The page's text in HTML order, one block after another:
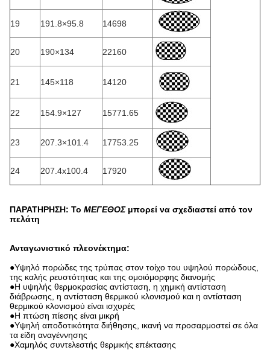
19 191.8×95.8 14698
20 190×134 22160
21 145×118 14120
22 154.9×127 15771.65
23 207.3×101.4 17753.25
24 207.4x100.4 17920
ΠΑΡΑΤΗΡΗΣΗ: Το ΜΕΓΕΘΟΣμπορεί να σχεδιαστεί από τον
πελάτη
Ανταγωνιστικό πλεονέκτημα:
●Υψηλό πορώδες της τρύπας στον τοίχο του υψηλού πορώδους,
της καλής ρευστότητας και της ομοιόμορφης διανομής
●Η υψηλής θερμοκρασίας αντίσταση, η χημική αντίσταση
διάβρωσης, η αντίσταση θερμικού κλονισμού και η αντίσταση
θερμικού κλονισμού είναι ισχυρές
●Η πτώση πίεσης είναι μικρή
●Υψηλή αποδοτικότητα διήθησης, ικανή να προσαρμοστεί σε όλα
τα είδη αναγέννησης
●Χαμηλός συντελεστής θερμικής επέκτασης